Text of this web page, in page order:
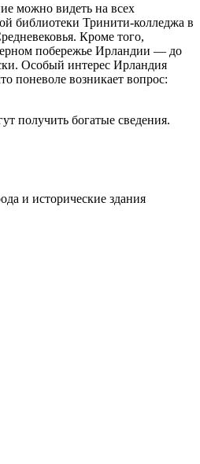
можно видеть на всех
библиотеки Тринити-колледжа в
Кроме того,
побережье Ирландии — до
Особый интерес Ирландия
поневоле возникает вопрос:
получить богатые сведения.
и исторические здания